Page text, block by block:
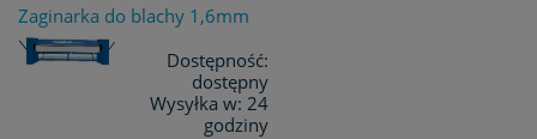
Zaginarka do blachy 1,6mm
Dostępność:
dostępny
Wysyłka w: 24
godziny